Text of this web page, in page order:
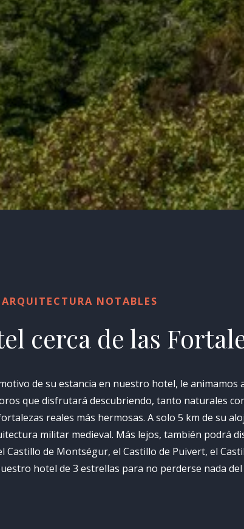
NOTABLES
cerca de las
de su estancia en nuestro hotel, le
que disfrutará descubriendo, tanto naturales
reales más hermosas. A solo 5 km de su
militar medieval. Más lejos, también podrá
Castillo de Montségur, el Castillo de Puivert, el
hotel de 3 estrellas para no perderse nada del